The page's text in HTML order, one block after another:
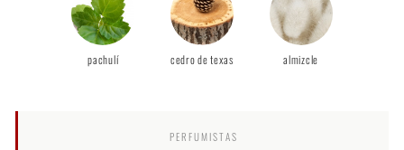
pachulí cedro de texas almizcle
PERFUMISTAS